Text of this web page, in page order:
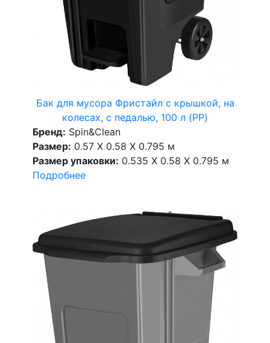
Бак для мусора Фристайл с крышкой, на
колесах, с педалью, 100 л (PP)
Бренд: Spin&Clean
Размер: 0.57 X 0.58 X 0.795 м
Размер упаковки: 0.535 X 0.58 X 0.795 м
Подробнее